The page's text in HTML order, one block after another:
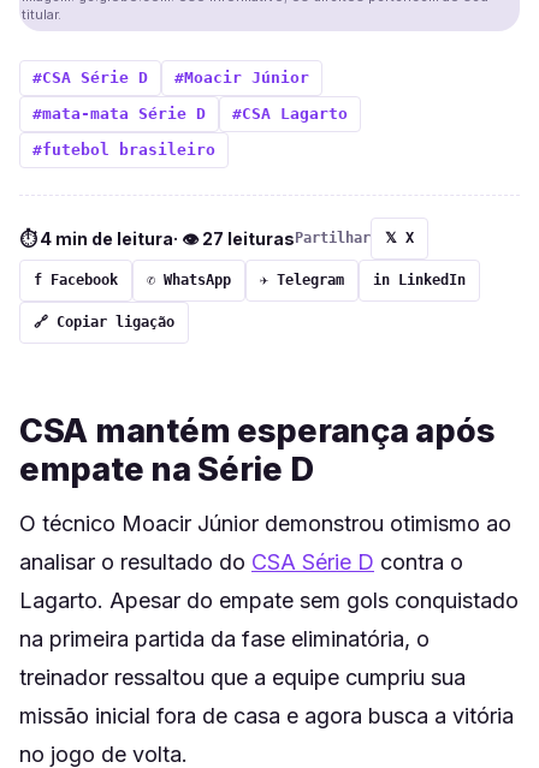
titular.
#CSA Série D
#Moacir Júnior
#mata-mata Série D
#CSA Lagarto
#futebol brasileiro
⏱ 4 min de leitura· 👁 27 leituras Partilhar 𝕏 X
f Facebook ✆ WhatsApp ✈ Telegram in LinkedIn
🔗 Copiar ligação
CSA mantém esperança após
empate na Série D
O técnico Moacir Júnior demonstrou otimismo ao
analisar o resultado do CSA Série D contra o
Lagarto. Apesar do empate sem gols conquistado
na primeira partida da fase eliminatória, o
treinador ressaltou que a equipe cumpriu sua
missão inicial fora de casa e agora busca a vitória
no jogo de volta.